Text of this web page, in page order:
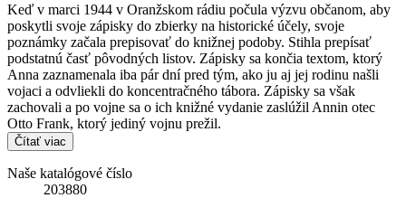
Keď v marci 1944 v Oranžskom rádiu počula výzvu občanom, aby
poskytli svoje zápisky do zbierky na historické účely, svoje
poznámky začala prepisovať do knižnej podoby. Stihla prepísať
podstatnú časť pôvodných listov. Zápisky sa končia textom, ktorý
Anna zaznamenala iba pár dní pred tým, ako ju aj jej rodinu našli
vojaci a odvliekli do koncentračného tábora. Zápisky sa však
zachovali a po vojne sa o ich knižné vydanie zaslúžil Annin otec
Otto Frank, ktorý jediný vojnu prežil.
Čítať viac
Naše katalógové číslo
203880